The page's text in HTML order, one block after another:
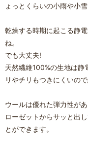
ょっとくらいの小雨や小
乾燥する時期に起こる静
ね。
でも大丈夫!
天然繊維100%の生地は静
リやチリもつきにくいの
ウールは優れた弾力性が
ローゼットからサッと出
とができます。